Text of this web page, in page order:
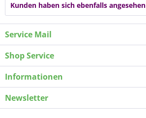
Kunden haben sich ebenfalls angesehen
Service Mail
Shop Service
Informationen
Newsletter